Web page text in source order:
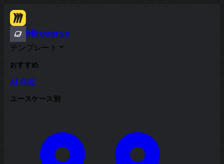
Miroverse
テンプレート
おすすめ
AI 搭載
ユースケース別